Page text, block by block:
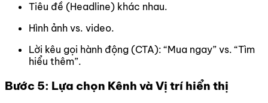
Tiêu đề (Headline) khác nhau.
Hình ảnh vs. video.
Lời kêu gọi hành động (CTA): “Mua ngay” vs. “Tìm
hiểu thêm”.
Bước 5: Lựa chọn Kênh và Vị trí hiển thị